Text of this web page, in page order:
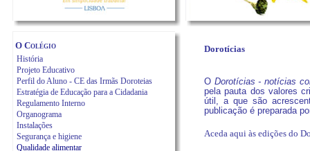
O Colégio
História
Projeto Educativo
Perfil do Aluno - CE das Irmãs Doroteias
Estratégia de Educação para a Cidadania
Regulamento Interno
Organograma
Instalações
Segurança e higiene
Qualidade alimentar
Dorotícias
O Dorotícias - notícias
pela pauta dos valores
útil, a que são
publicação é preparada
Aceda aqui às edições do